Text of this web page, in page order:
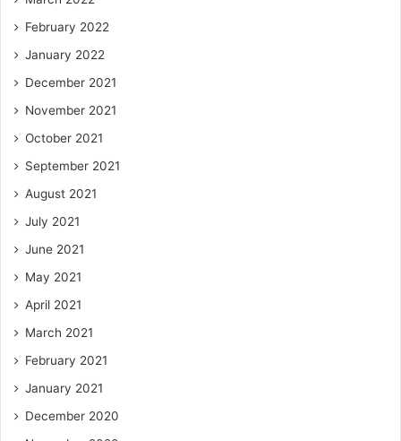
February 2022
January 2022
December 2021
November 2021
October 2021
September 2021
August 2021
July 2021
June 2021
May 2021
April 2021
March 2021
February 2021
January 2021
December 2020